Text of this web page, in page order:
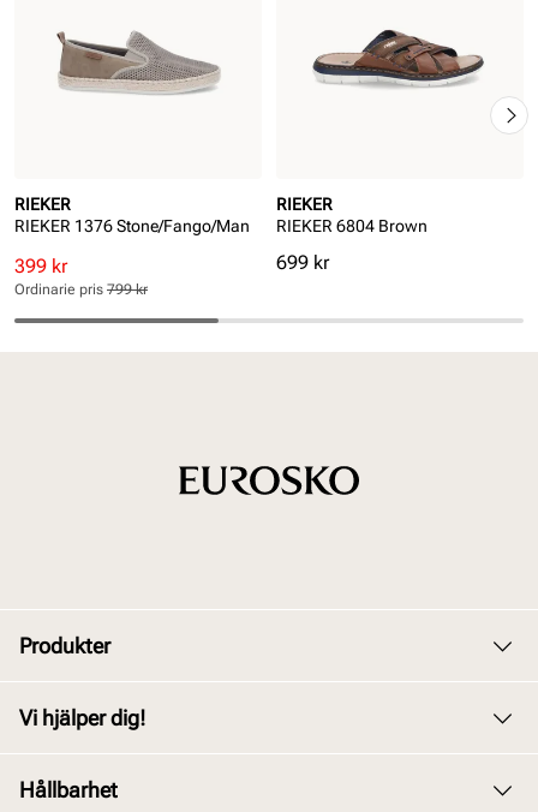
RIEKER
RIEKER 1376 Stone/Fango/Man
Rabatterat
pris
Pris
399 kr
Ordinarie
pris
Pris
Ordinarie pris 799 kr
RIEKER
RIEKER 6804 Brown
Pris
699 kr
Produkter
Barn
Vi hjälper dig!
Hållbarhet